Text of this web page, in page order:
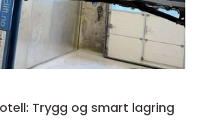
Trygg og smart lagring